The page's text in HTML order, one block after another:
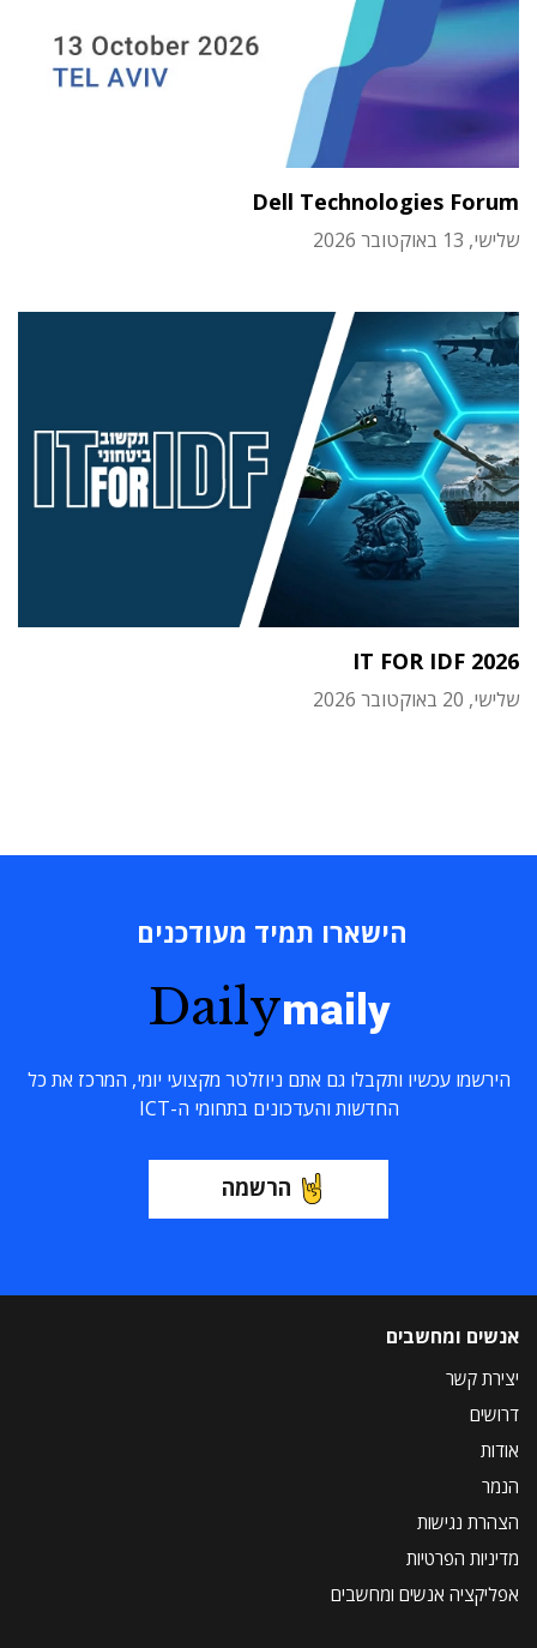
Dell Technologies Forum
שלישי, 13 באוקטובר 2026
IT FOR IDF 2026
שלישי, 20 באוקטובר 2026
הישארו תמיד מעודכנים
Dailymaily
הירשמו עכשיו ותקבלו גם אתם ניוזלטר מקצועי יומי, המרכז את כל
החדשות והעדכונים בתחומי ה-ICT
הרשמה
אנשים ומחשבים
יצירת קשר
דרושים
אודות
הנמר
הצהרת נגישות
מדיניות הפרטיות
אפליקציה אנשים ומחשבים